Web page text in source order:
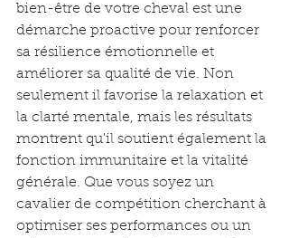
bien-être de votre cheval est une
démarche proactive pour renforcer
sa résilience émotionnelle et
améliorer sa qualité de vie. Non
seulement il favorise la relaxation et
la clarté mentale, mais les résultats
montrent qu'il soutient également la
fonction immunitaire et la vitalité
générale. Que vous soyez un
cavalier de compétition cherchant à
optimiser ses performances ou un